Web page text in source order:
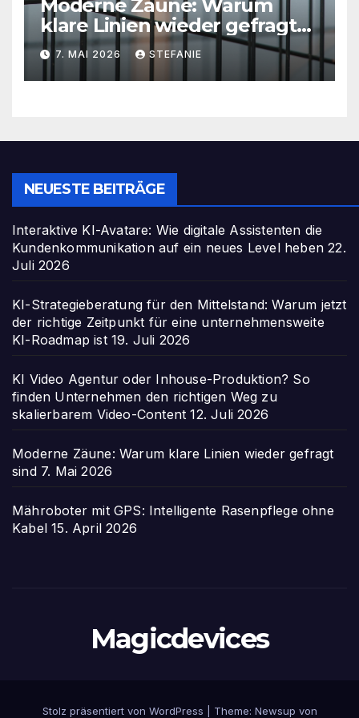
Moderne Zäune: Warum
klare Linien wieder gefragt
sind
7. MAI 2026 STEFANIE
NEUESTE BEITRÄGE
Interaktive KI-Avatare: Wie digitale Assistenten die
Kundenkommunikation auf ein neues Level heben 22.
Juli 2026
KI-Strategieberatung für den Mittelstand: Warum jetzt
der richtige Zeitpunkt für eine unternehmensweite
KI-Roadmap ist 19. Juli 2026
KI Video Agentur oder Inhouse-Produktion? So
finden Unternehmen den richtigen Weg zu
skalierbarem Video-Content 12. Juli 2026
Moderne Zäune: Warum klare Linien wieder gefragt
sind 7. Mai 2026
Mähroboter mit GPS: Intelligente Rasenpflege ohne
Kabel 15. April 2026
Magicdevices
Stolz präsentiert von WordPress Theme: Newsup von